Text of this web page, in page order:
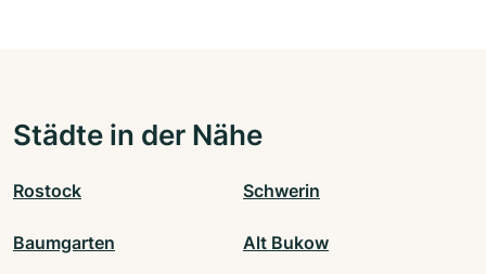
Städte in der Nähe
Rostock Schwerin
Baumgarten Alt Bukow